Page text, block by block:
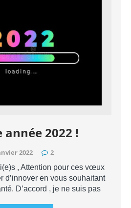
année 2022 !
2022 2
, Attention pour ces vœux
d’innover en vous souhaitant
D’accord , je ne suis pas